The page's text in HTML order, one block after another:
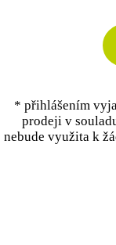
* přihlášením
prodeji v
nebude využita k